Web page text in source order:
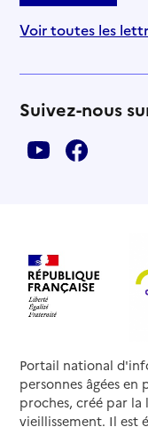
Voir toutes les
Suivez-nous
Portail national
personnes âgées
proches, créé par
vieillissement. Il est